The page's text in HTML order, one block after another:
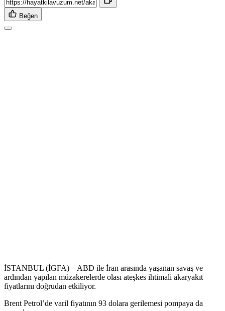
Beğen
İSTANBUL (İGFA) – ABD ile İran arasında yaşanan savaş ve
ardından yapılan müzakerelerde olası ateşkes ihtimali akaryakıt
fiyatlarını doğrudan etkiliyor.
Brent Petrol’de varil fiyatının 93 dolara gerilemesi pompaya da